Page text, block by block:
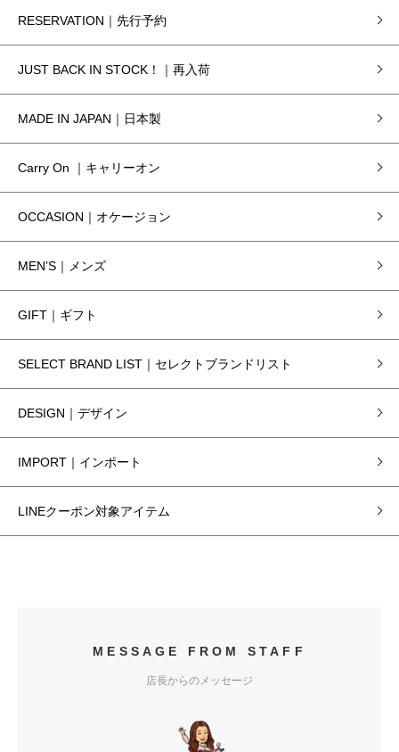
RESERVATION｜先行予約
JUST BACK IN STOCK！｜再入荷
MADE IN JAPAN｜日本製
Carry On ｜キャリーオン
OCCASION｜オケージョン
MEN’S｜メンズ
GIFT｜ギフト
SELECT BRAND LIST｜セレクトブランドリスト
DESIGN｜デザイン
IMPORT｜インポート
LINEクーポン対象アイテム
MESSAGE FROM STAFF
店長からのメッセージ